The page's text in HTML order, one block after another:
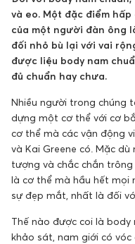
và eo. Một đặc điểm
của một người đàn ông
đối nhỏ bù lại với vai
được liệu body nam
đủ chuẩn hay chưa.
Nhiều người trong chúng
dựng một cơ thể với cơ
cơ thể mà các vận động
và Kai Greene có. Mặc
tượng và chắc chắn
là cơ thể mà hầu hết mọi
sự đẹp mắt, nhất là đối
Thế nào được coi là body
khảo sát, nam giới có